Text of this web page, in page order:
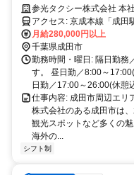
／無線配車多数！
参光タクシー株式会社 本
アクセス: 京成本線「
月給280,000円以上
千葉県成田市
勤務時間・曜日: 隔日勤務
す。 昼日勤／8:00～
日勤／17:00～26:00(休憩
仕事内容: 成田市周辺エリ
株式会社のある成田市は
観光スポットなど多くの
海外の...
シフト制